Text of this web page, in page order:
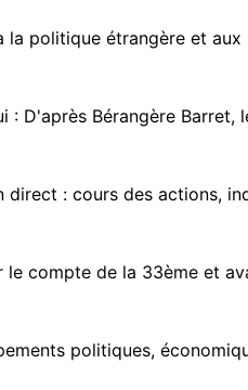
politique étrangère et
: D'après Bérangère
direct : cours des actions,
compte de la 33ème et
politiques,